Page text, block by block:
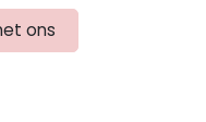
ons